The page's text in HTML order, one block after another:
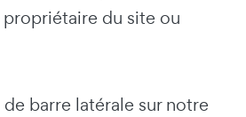
propriétaire du site ou
barre latérale sur notre